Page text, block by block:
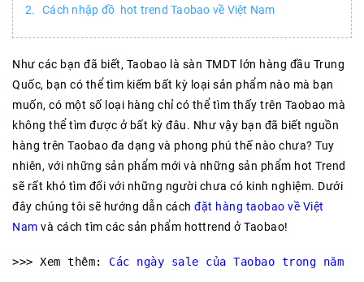
Cách nhập đồ hot trend Taobao về Việt Nam
Như các bạn đã biết, Taobao là sàn TMDT lớn hàng đầu Trung
Quốc, bạn có thể tìm kiếm bất kỳ loại sản phẩm nào mà bạn
muốn, có một số loại hàng chỉ có thể tìm thấy trên Taobao mà
không thể tìm được ở bất kỳ đâu. Như vậy bạn đã biết nguồn
hàng trên Taobao đa dạng và phong phú thế nào chưa? Tuy
nhiên, với những sản phẩm mới và những sản phẩm hot Trend
sẽ rất khó tìm đối với những người chưa có kinh nghiệm. Dưới
đây chúng tôi sẽ hướng dẫn cách đặt hàng taobao về Việt
Nam và cách tìm các sản phẩm hottrend ở Taobao!
>>> Xem thêm: Các ngày sale của Taobao trong năm